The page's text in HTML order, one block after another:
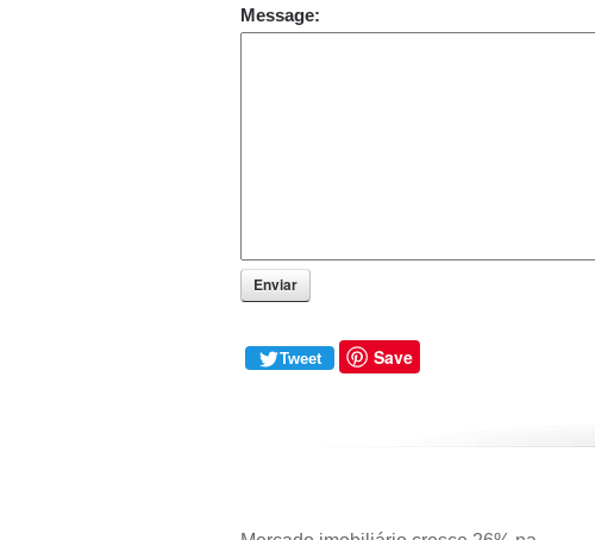
Message:
Enviar
Tweet Save